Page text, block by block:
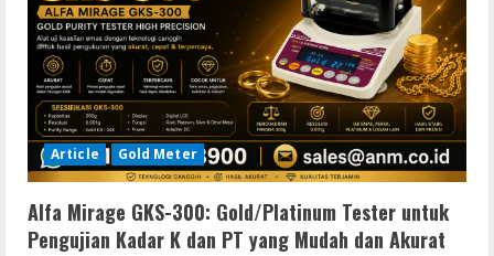
Article Gold Meter
Alfa Mirage GKS-300: Gold/Platinum Tester untuk
Pengujian Kadar K dan PT yang Mudah dan Akurat